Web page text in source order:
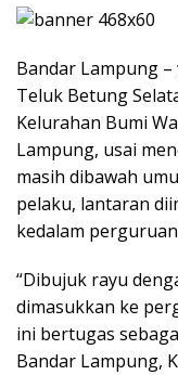
Bandar Lampung
Teluk Betung
Kelurahan Bumi
Lampung, usai
masih dibawah
pelaku, lantaran
kedalam
“Dibujuk rayu
dimasukkan ke
ini bertugas
Bandar Lampung,